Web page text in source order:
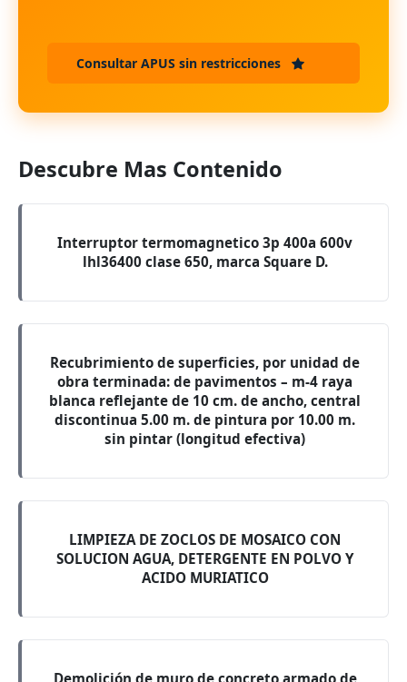
Consultar APUS sin restricciones
Descubre Mas Contenido
Interruptor termomagnetico 3p 400a 600v
lhl36400 clase 650, marca Square D.
Recubrimiento de superficies, por unidad de
obra terminada: de pavimentos – m-4 raya
blanca reflejante de 10 cm. de ancho, central
discontinua 5.00 m. de pintura por 10.00 m.
sin pintar (longitud efectiva)
LIMPIEZA DE ZOCLOS DE MOSAICO CON
SOLUCION AGUA, DETERGENTE EN POLVO Y
ACIDO MURIATICO
Demolición de muro de concreto armado de